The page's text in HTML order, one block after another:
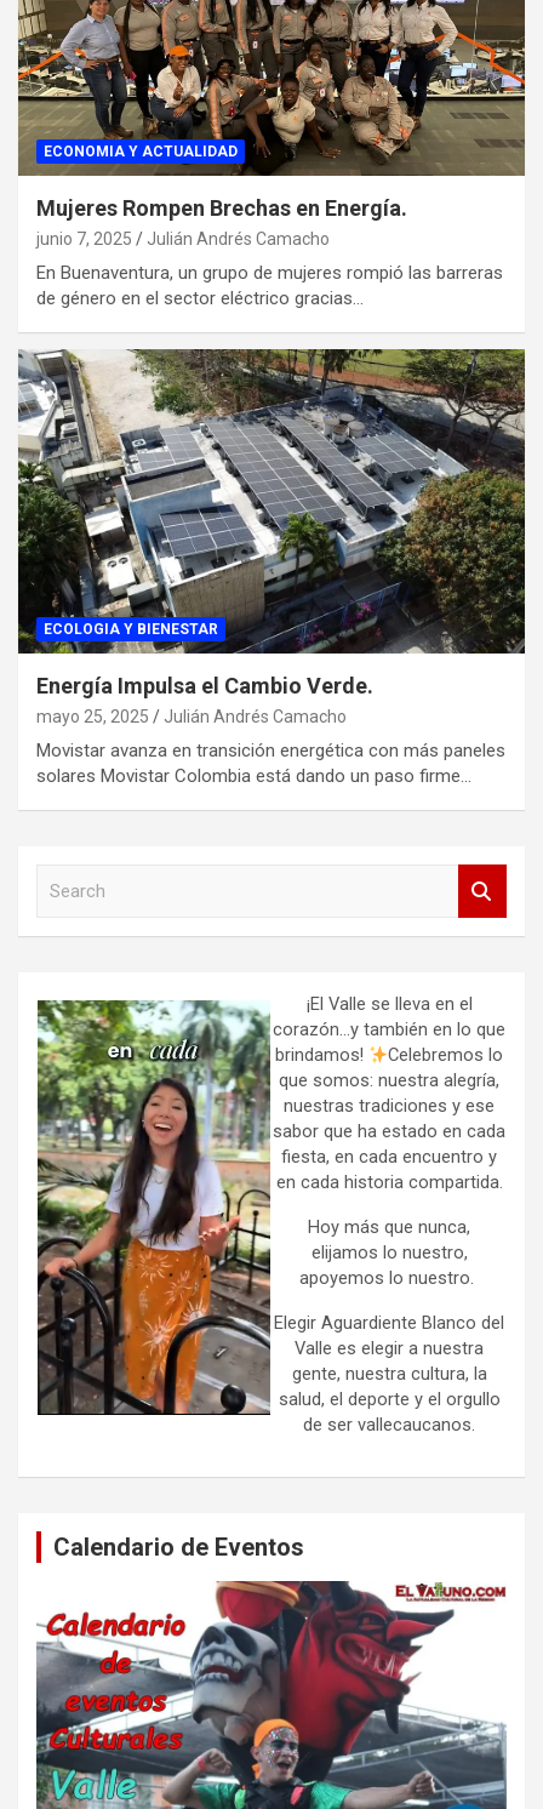
ECONOMIA Y ACTUALIDAD
Mujeres Rompen Brechas en Energía.
junio 7, 2025 Julián Andrés Camacho
En Buenaventura, un grupo de mujeres rompió las barreras
de género en el sector eléctrico gracias…
ECOLOGIA Y BIENESTAR
Energía Impulsa el Cambio Verde.
mayo 25, 2025 Julián Andrés Camacho
Movistar avanza en transición energética con más paneles
solares Movistar Colombia está dando un paso firme…
h
¡El Valle se lleva en el
corazón…y también en lo que
brindamos!
Celebremos lo
que somos: nuestra alegría,
nuestras tradiciones y ese
sabor que ha estado en cada
fiesta, en cada encuentro y
en cada historia compartida.
Hoy más que nunca,
elijamos lo nuestro,
apoyemos lo nuestro.
Elegir Aguardiente Blanco del
Valle es elegir a nuestra
gente, nuestra cultura, la
salud, el deporte y el orgullo
de ser vallecaucanos.
Calendario de Eventos